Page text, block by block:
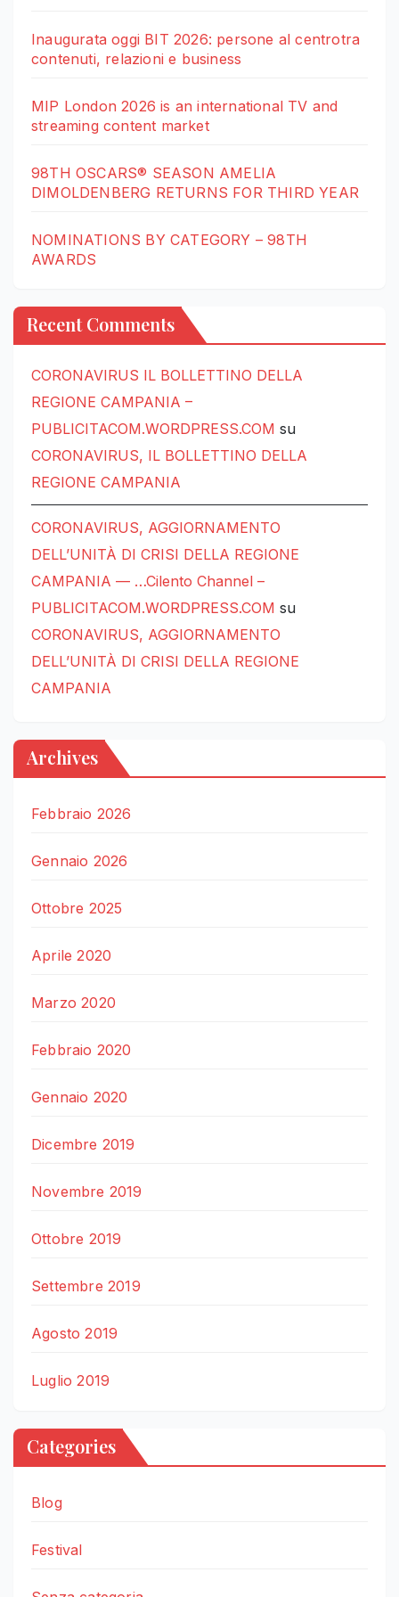
Inaugurata oggi BIT 2026: persone al centrotra
contenuti, relazioni e business
MIP London 2026 is an international TV and
streaming content market
98TH OSCARS® SEASON AMELIA
DIMOLDENBERG RETURNS FOR THIRD YEAR
NOMINATIONS BY CATEGORY – 98TH
AWARDS
Recent Comments
CORONAVIRUS IL BOLLETTINO DELLA
REGIONE CAMPANIA –
PUBLICITACOM.WORDPRESS.COM su
CORONAVIRUS, IL BOLLETTINO DELLA
REGIONE CAMPANIA
CORONAVIRUS, AGGIORNAMENTO
DELL’UNITÀ DI CRISI DELLA REGIONE
CAMPANIA — …Cilento Channel –
PUBLICITACOM.WORDPRESS.COM su
CORONAVIRUS, AGGIORNAMENTO
DELL’UNITÀ DI CRISI DELLA REGIONE
CAMPANIA
Archives
Febbraio 2026
Gennaio 2026
Ottobre 2025
Aprile 2020
Marzo 2020
Febbraio 2020
Gennaio 2020
Dicembre 2019
Novembre 2019
Ottobre 2019
Settembre 2019
Agosto 2019
Luglio 2019
Categories
Blog
Festival